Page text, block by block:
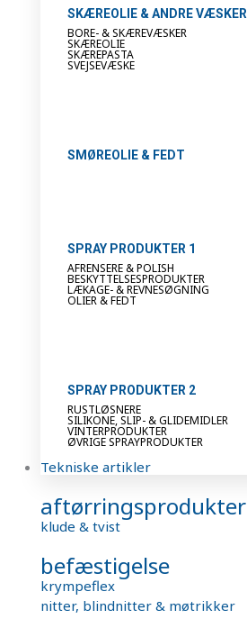
SKÆREOLIE & ANDRE VÆSKER
BORE- & SKÆREVÆSKER
SKÆREOLIE
SKÆREPASTA
SVEJSEVÆSKE
SMØREOLIE & FEDT
SPRAY PRODUKTER 1
AFRENSERE & POLISH
BESKYTTELSESPRODUKTER
LÆKAGE- & REVNESØGNING
OLIER & FEDT
SPRAY PRODUKTER 2
RUSTLØSNERE
SILIKONE, SLIP- & GLIDEMIDLER
VINTERPRODUKTER
ØVRIGE SPRAYPRODUKTER
Tekniske artikler
aftørringsprodukter
klude & tvist
befæstigelse
krympeflex
nitter, blindnitter & møtrikker